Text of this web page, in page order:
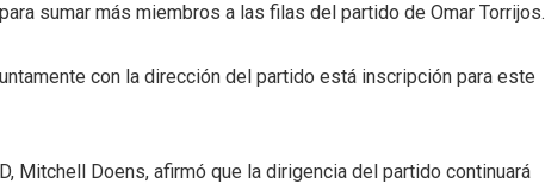
sumar más miembros a las filas del partido de Omar Torrijos.
con la dirección del partido está inscripción para este
Mitchell Doens, afirmó que la dirigencia del partido continuará